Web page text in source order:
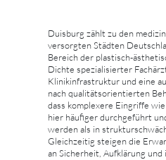
Duisburg zählt zu den
versorgten Städten
Bereich der plastisch-
Dichte spezialisierter
Klinikinfrastruktur und eine
nach qualitätsorientierten
dass komplexere Eingriffe
hier häufiger durchgeführt
werden als in
Gleichzeitig steigen die
an Sicherheit, Aufklärung und